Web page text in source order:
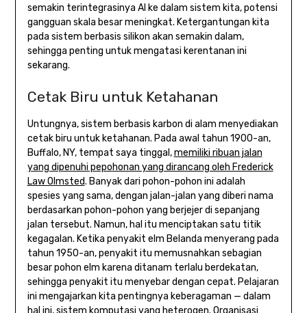
semakin terintegrasinya AI ke dalam sistem kita, potensi
gangguan skala besar meningkat. Ketergantungan kita
pada sistem berbasis silikon akan semakin dalam,
sehingga penting untuk mengatasi kerentanan ini
sekarang.
Cetak Biru untuk Ketahanan
Untungnya, sistem berbasis karbon di alam menyediakan
cetak biru untuk ketahanan. Pada awal tahun 1900-an,
Buffalo, NY, tempat saya tinggal,memiliki ribuan jalan
yang dipenuhi pepohonan yang dirancang oleh Frederick
Law Olmsted. Banyak dari pohon-pohon ini adalah
spesies yang sama, dengan jalan-jalan yang diberi nama
berdasarkan pohon-pohon yang berjejer di sepanjang
jalan tersebut. Namun, hal itu menciptakan satu titik
kegagalan. Ketika penyakit elm Belanda menyerang pada
tahun 1950-an, penyakit itu memusnahkan sebagian
besar pohon elm karena ditanam terlalu berdekatan,
sehingga penyakit itu menyebar dengan cepat. Pelajaran
ini mengajarkan kita pentingnya keberagaman — dalam
hal ini, sistem komputasi yang heterogen. Organisasi